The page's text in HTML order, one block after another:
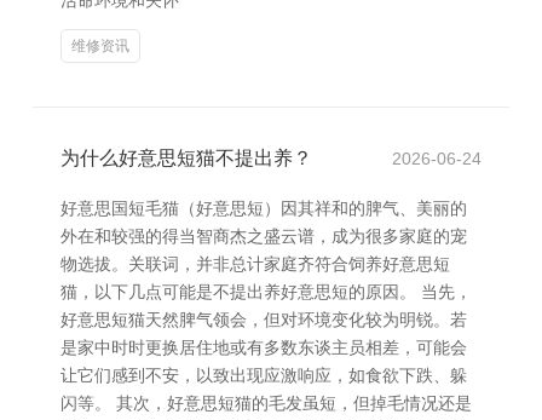
维修资讯
为什么好意思短猫不提出养？ 2026-06-24
好意思国短毛猫（好意思短）因其祥和的脾气、美丽的
外在和较强的得当智商杰之盛云谱，成为很多家庭的宠
物选拔。关联词，并非总计家庭齐符合饲养好意思短
猫，以下几点可能是不提出养好意思短的原因。 当先，
好意思短猫天然脾气领会，但对环境变化较为明锐。若
是家中时时更换居住地或有多数东谈主员相差，可能会
让它们感到不安，以致出现应激响应，如食欲下跌、躲
闪等。 其次，好意思短猫的毛发虽短，但掉毛情况还是